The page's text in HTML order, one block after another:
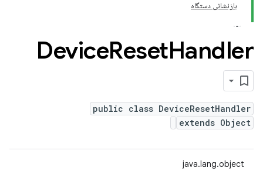
بازنشانی دستگاه
DeviceResetHandler
public class DeviceResetHandler
extends Object
java.lang.object